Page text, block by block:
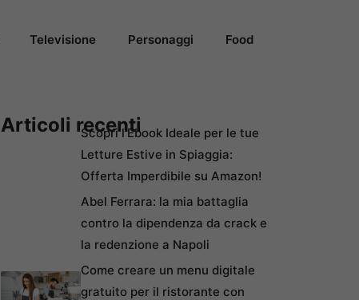
Televisione Personaggi Food
Articoli recentiScopri l’Ebook Ideale per le tue
Letture Estive in Spiaggia:
Offerta Imperdibile su Amazon!
Abel Ferrara: la mia battaglia
contro la dipendenza da crack e
la redenzione a Napoli
Come creare un menu digitale
gratuito per il ristorante con